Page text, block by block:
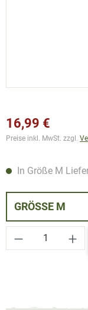
16,99 €
Preise inkl. MwSt. zzgl.
In Größe M
GRÖSSE M
Produkt